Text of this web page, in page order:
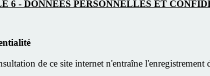
6 - DONNÉES PERSONNELLES ET
de ce site internet n'entraîne l'enregistrement